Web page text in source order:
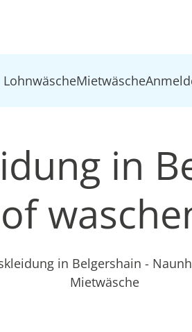
LohnwäscheMietwäsche
in
in Belgershain -
Mietwäsche